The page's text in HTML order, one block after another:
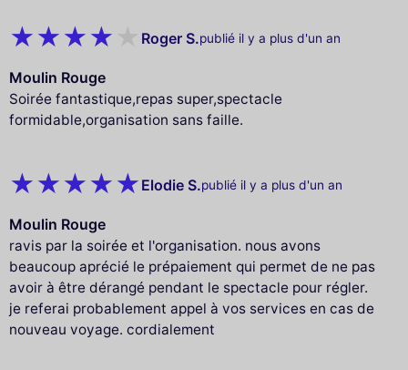
Roger S.publié il y a plus d'un an
Moulin Rouge
Soirée fantastique,repas super,spectacle
formidable,organisation sans faille.
Elodie S.publié il y a plus d'un an
Moulin Rouge
ravis par la soirée et l'organisation. nous avons
beaucoup aprécié le prépaiement qui permet de ne pas
avoir à être dérangé pendant le spectacle pour régler.
je referai probablement appel à vos services en cas de
nouveau voyage. cordialement